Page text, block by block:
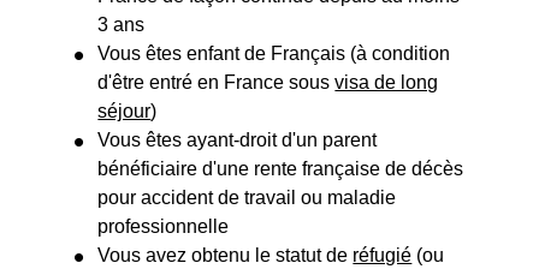
3 ans
Vous êtes enfant de Français (à condition
d'être entré en France sousvisa de long
séjour)
Vous êtes ayant-droit d'un parent
bénéficiaire d'une rente française de décès
pour accident de travail ou maladie
professionnelle
Vous avez obtenu le statut de réfugié (ou